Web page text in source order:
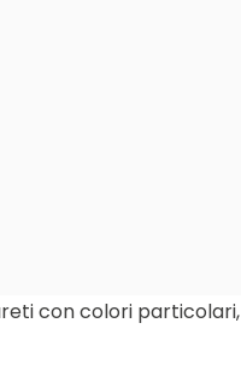
con colori particolari,